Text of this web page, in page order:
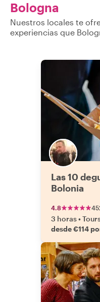
Bologna
Nuestros locales te
experiencias que
Las 10
Bolonia
4.8
3 horas•
desde €114